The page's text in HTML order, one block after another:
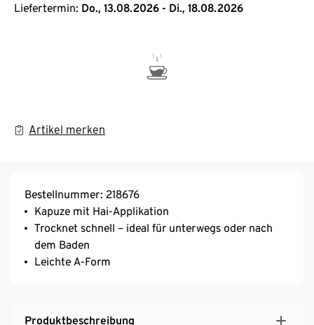
Liefertermin: Do., 13.08.2026 - Di., 18.08.2026
Artikel merken
Bestellnummer: 218676
Kapuze mit Hai-Applikation
Trocknet schnell – ideal für unterwegs oder nach
dem Baden
Leichte A-Form
Produktbeschreibung